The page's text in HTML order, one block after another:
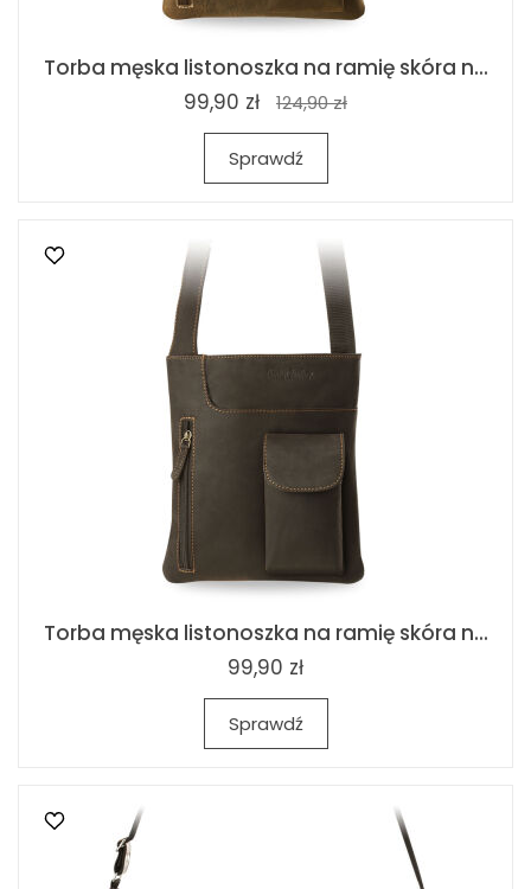
Torba męska listonoszka na ramię skóra n...
99,90 zł
124,90 zł
Sprawdź
Torba męska listonoszka na ramię skóra n...
99,90 zł
Sprawdź